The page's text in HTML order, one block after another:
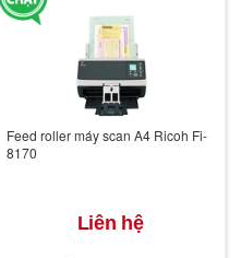
Feed roller máy scan A4 Ricoh Fi-
8170
Liên hệ